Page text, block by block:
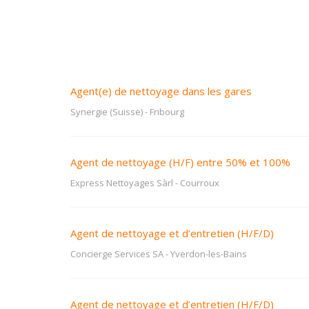
Agent(e) de nettoyage dans les gares
Synergie (Suisse)- Fribourg
Agent de nettoyage (H/F) entre 50% et 100%
Express Nettoyages Sàrl - Courroux
Agent de nettoyage et d’entretien (H/F/D)
Concierge Services SA-Yverdon-les-Bains
Agent de nettoyage et d’entretien (H/F/D)